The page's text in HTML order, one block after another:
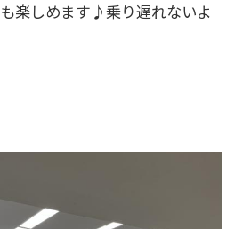
楽しめます♪乗り遅れないよ